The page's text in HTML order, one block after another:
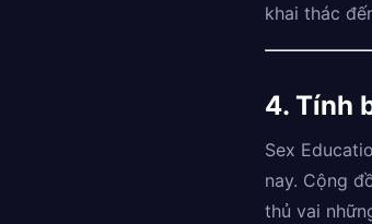
khai thác
4. Tính
Sex
nay. Cộng
thủ vai